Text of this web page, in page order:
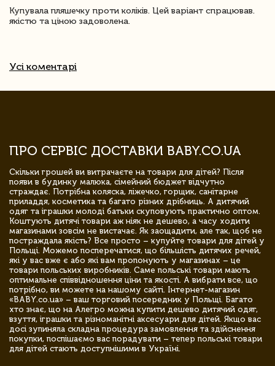
Купувала пляшечку проти коліків. Цей варіант спрацював.
якістю та ціною задоволена.
Усі коментарі
ПРО СЕРВІС ДОСТАВКИ BABY.CO.UA
Скільки грошей ви витрачаєте на товари для дітей? Після
появи в будинку малюка, сімейний бюджет відчутно
страждає. Потрібна коляска, ліжечко, горщик, санітарне
приладдя, косметика та багато різних дрібниць. А дитячий
одяг та іграшки молоді батьки скуповують практично оптом.
Коштують дитячі товари аж ніяк не дешево, а часу ходити
магазинами зовсім не вистачає. Як заощадити, але так, щоб не
постраждала якість? Все просто – купуйте товари для дітей у
Польщі. Можемо посперечатися, що більшість дитячих речей,
які у вас вже є або які вам пропонують у магазинах – це
товари польських виробників. Саме польські товари мають
оптимальне співвідношення ціни та якості. А вибрати все, що
потрібно, ви можете на нашому сайті. Інтернет-магазин
«BABY.co.ua» – ваш торговий посередник у Польщі. Багато
хто знає, що на Алегро можна купити дешево дитячий одяг,
взуття, іграшки та різноманітні аксесуари для дітей. Якщо вас
досі зупиняла складна процедура замовлення та здійснення
покупки, поспішаємо вас порадувати – тепер польські товари
для дітей стають доступнішими в Україні.